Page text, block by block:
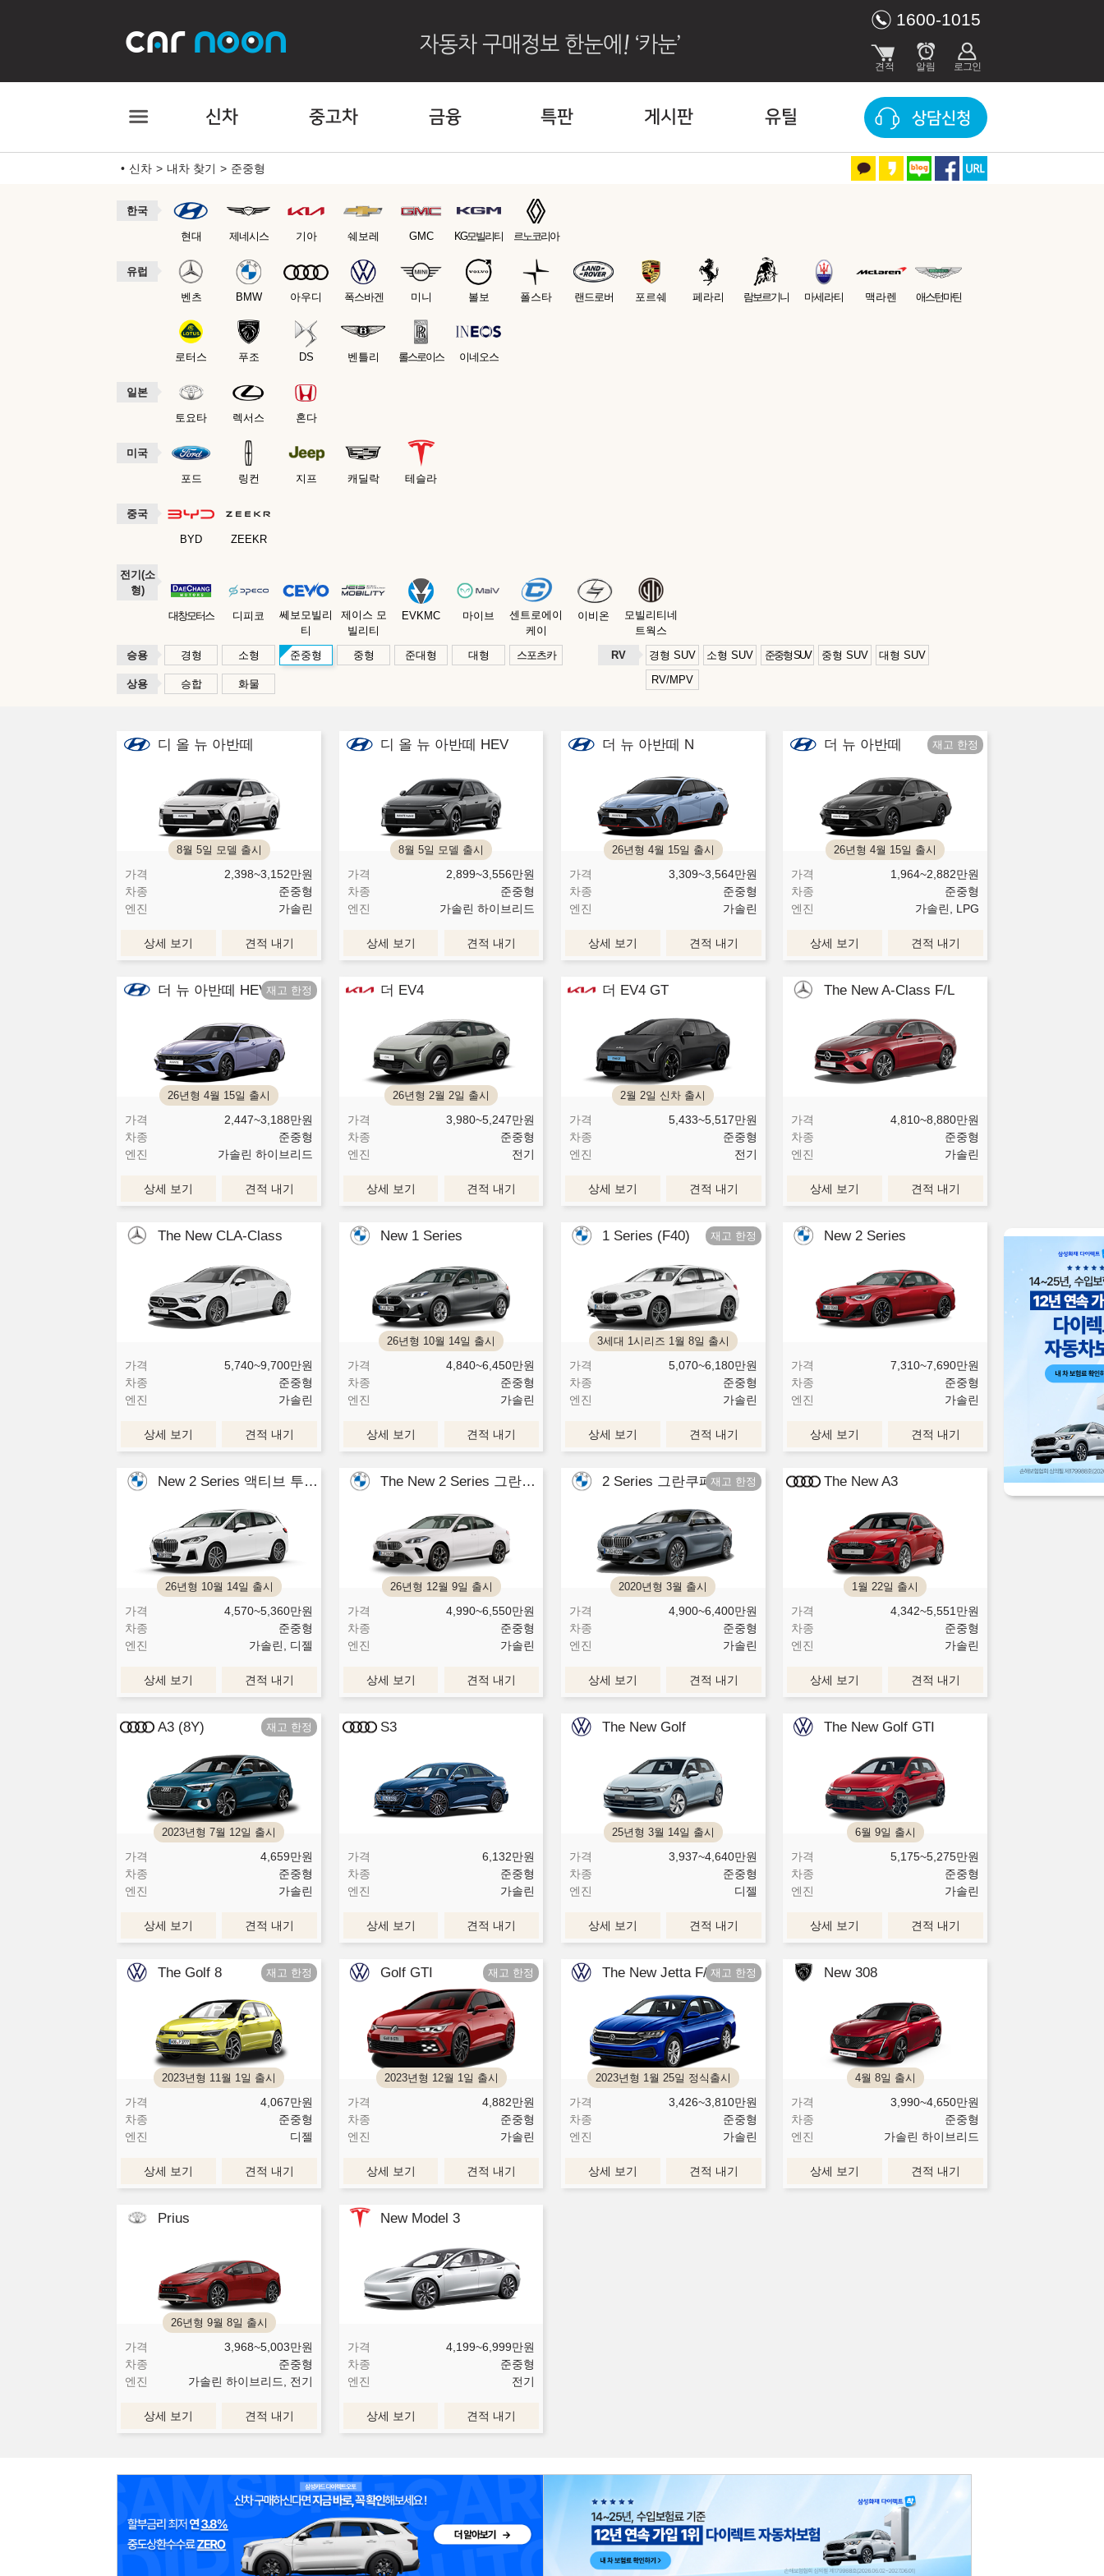
1600-1015
신차 중고차 금융 특판 게시판 유틸 상담신청
신차 내차 찾기 준중형
한국
현대 제네시스 기아 쉐보레 GMC KG모빌리티 르노코리아
유럽
벤츠 BMW 아우디 폭스바겐 미니 볼보 폴스타 랜드로버 포르쉐 페라리 람보르기니 마세라티 맥라렌 애스턴마틴
로터스 푸조 DS 벤틀리 롤스로이스 이네오스
일본
토요타 렉서스 혼다
미국
포드 링컨 지프 캐딜락 테슬라
중국
BYD ZEEKR
전기(소
형)
대창모터스 디피코
쎄보모빌리
티
제이스 모
빌리티
EVKMC 마이브
센트로에이
케이
이비온
모빌리티네
트웍스
승용
경형 소형 준중형 중형 준대형 대형 스포츠카 RV 경형 SUV 소형 SUV 준중형 SUV 중형 SUV
대형 SUV
RV/MPV
상용 승합 화물
디 올 뉴 아반떼
8월 5일 모델 출시
가격 2,398~3,152만원
차종
준중형
엔진
가솔린
상세 보기 견적 내기
디 올 뉴 아반떼 HEV
8월 5일 모델 출시
가격 2,899~3,556만원
차종
준중형
엔진
가솔린 하이브리드
상세 보기 견적 내기
더 뉴 아반떼 N
26년형 4월 15일 출시
가격 3,309~3,564만원
차종
준중형
엔진
가솔린
상세 보기 견적 내기
더 뉴 아반떼
26년형 4월 15일 출시
가격 1,964~2,882만원
차종
준중형
엔진
가솔린, LPG
상세 보기 견적 내기
더 뉴 아반떼 HEV
26년형 4월 15일 출시
가격 2,447~3,188만원
차종
준중형
엔진
가솔린 하이브리드
상세 보기 견적 내기
더 EV4
26년형 2월 2일 출시
가격 3,980~5,247만원
차종
준중형
엔진
전기
상세 보기 견적 내기
더 EV4 GT
2월 2일 신차 출시
가격 5,433~5,517만원
차종
준중형
엔진
전기
상세 보기 견적 내기
The New A-Class F/L
가격 4,810~8,880만원
차종
준중형
엔진
가솔린
상세 보기 견적 내기
The New CLA-Class
가격 5,740~9,700만원
차종
준중형
엔진
가솔린
상세 보기 견적 내기
New 1 Series
26년형 10월 14일 출시
가격 4,840~6,450만원
차종
준중형
엔진
가솔린
상세 보기 견적 내기
1 Series (F40)
3세대 1시리즈 1월 8일 출시
가격 5,070~6,180만원
차종
준중형
엔진
가솔린
상세 보기 견적 내기
New 2 Series
가격 7,310~7,690만원
차종
준중형
엔진
가솔린
상세 보기 견적 내기
New 2 Series 액티브 투어러
26년형 10월 14일 출시
가격 4,570~5,360만원
차종
준중형
엔진
가솔린, 디젤
상세 보기 견적 내기
The New 2 Series 그란쿠페
26년형 12월 9일 출시
가격 4,990~6,550만원
차종
준중형
엔진
가솔린
상세 보기 견적 내기
2 Series 그란쿠페
2020년형 3월 출시
가격 4,900~6,400만원
차종
준중형
엔진
가솔린
상세 보기 견적 내기
The New A3
1월 22일 출시
가격 4,342~5,551 만원
차종
준중형
엔진
가솔린
상세 보기 견적 내기
A3 (8Y)
2023년형 7월 12일 출시
가격 4,659만원
차종
준중형
엔진
가솔린
상세 보기 견적 내기
S3
가격 6,132만원
차종
준중형
엔진
가솔린
상세 보기 견적 내기
The New Golf
25년형 3월 14일 출시
가격 3,937~4,640만원
차종
준중형
엔진
디젤
상세 보기 견적 내기
The New Golf GTI
6월 9일 출시
가격 5,175~5,275만원
차종
준중형
엔진
가솔린
상세 보기 견적 내기
The Golf 8
2023년형 11월 1일 출시
가격 4,067만원
차종
준중형
엔진
디젤
상세 보기 견적 내기
Golf GTI
2023년형 12월 1일 출시
가격 4,882만원
차종
준중형
엔진
가솔린
상세 보기 견적 내기
The New Jetta F/L
2023년형 1월 25일 정식출시
가격 3,426~3,810만원
차종
준중형
엔진
가솔린
상세 보기 견적 내기
New 308
4월 8일 출시
가격 3,990~4,650만원
차종
준중형
엔진
가솔린 하이브리드
상세 보기 견적 내기
Prius
26년형 9월 8일 출시
가격 3,968~5,003만원
차종
준중형
엔진
가솔린 하이브리드, 전기
상세 보기 견적 내기
New Model 3
가격 4,199~6,999만원
차종
준중형
엔진
전기
상세 보기 견적 내기